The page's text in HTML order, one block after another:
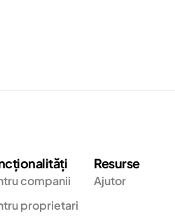
companii
proprietari
Resurse
Ajutor